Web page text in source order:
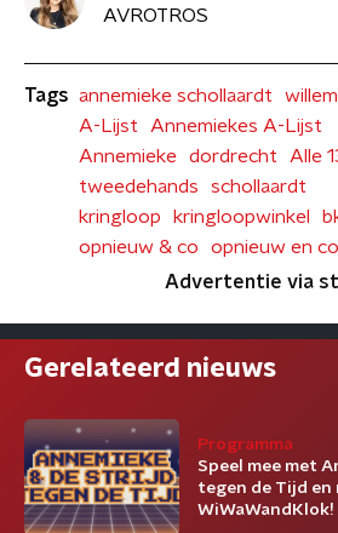
AVROTROS
Tags annemieke schollaardt
willem
A-Lijst
Annemiekes A-Lijst
Annemieke
dordrecht
Alle
tweedehands
schollaardt
kringloop
kringloopwinkel
opnieuw & co
opnieuw en co
Advertentie via
Gerelateerd nieuws
Programma
Speel mee met
tegen de Tijd en
WiWaWandKlok!